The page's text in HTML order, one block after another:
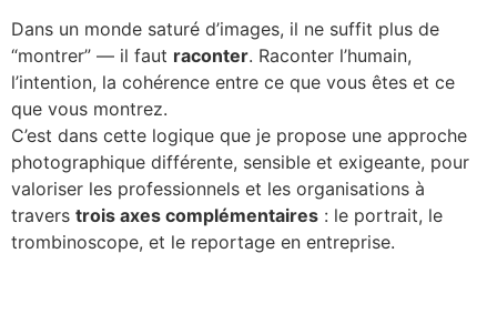
Dans un monde saturé d’images, il ne suffit plus de
“montrer” — il faut raconter. Raconter l’humain,
l’intention, la cohérence entre ce que vous êtes et ce
que vous montrez.
C’est dans cette logique que je propose une approche
photographique différente, sensible et exigeante, pour
valoriser les professionnels et les organisations à
travers trois axes complémentaires : le portrait, le
trombinoscope, et le reportage en entreprise.